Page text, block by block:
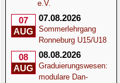
e.V.
07
AUG
07.08.2026
Sommerlehrgang
Ronneburg U15/U18
08
AUG
08.08.2026
Graduierungswesen:
modulare Dan-